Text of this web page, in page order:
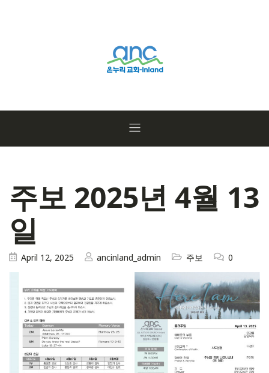
주보 2025년 4월 13
일
April 12, 2025 ancinland_admin 주보 0